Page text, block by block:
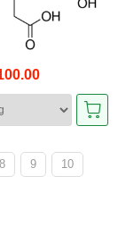
8 9 10